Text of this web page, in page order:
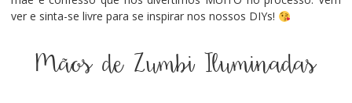
ver e sinta-se livre para se inspirar nos nossos DIYs!
Mãos de Zumbi Iluminadas